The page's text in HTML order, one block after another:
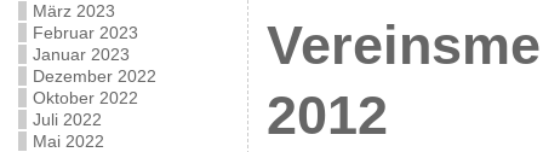
März 2023
Februar 2023
Januar 2023
Dezember 2022
Oktober 2022
Juli 2022
Mai 2022
2012